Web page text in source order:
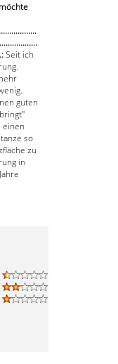
Seit ich
guten
einen
so
zu
in